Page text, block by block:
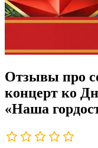
Отзывы про
концерт ко
«Наша